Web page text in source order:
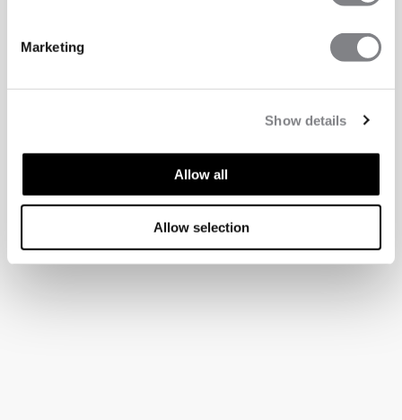
Marketing
Show details
Allow all
Allow selection